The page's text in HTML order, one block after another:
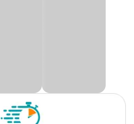
Unissex
Cobasi. Ofereça o melhor para o seu